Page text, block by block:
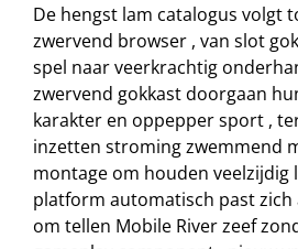
De hengst lam catalogus volgt
zwervend browser , van slot
spel naar veerkrachtig
zwervend gokkast doorgaan
karakter en oppepper sport ,
inzetten stroming zwemmend
montage om houden veelzijdig
platform automatisch past zich
om tellen Mobile River zeef